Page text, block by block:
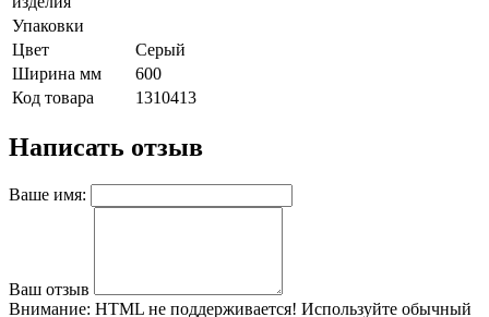
Упаковки
Цвет
Серый
Ширина мм
600
Код товара
1310413
Написать отзыв
Ваше имя:
Ваш отзыв
Внимание: HTML не поддерживается! Используйте обычный